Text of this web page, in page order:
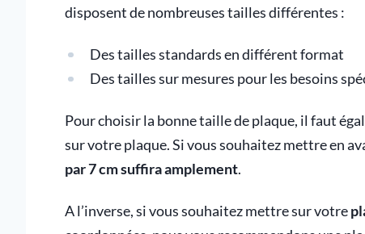
disposent de nombreuses tailles différentes :
Des tailles standards en différent format
Des tailles sur mesures pour les besoins
Pour choisir la bonne taille de plaque, il faut
sur votre plaque. Si vous souhaitez mettre en
par 7 cm suffira amplement.
A l’inverse, si vous souhaitez mettre sur votre